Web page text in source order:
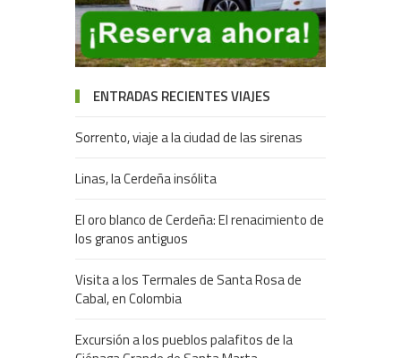
ENTRADAS RECIENTES VIAJES
Sorrento, viaje a la ciudad de las sirenas
Linas, la Cerdeña insólita
El oro blanco de Cerdeña: El renacimiento de
los granos antiguos
Visita a los Termales de Santa Rosa de
Cabal, en Colombia
Excursión a los pueblos palafitos de la